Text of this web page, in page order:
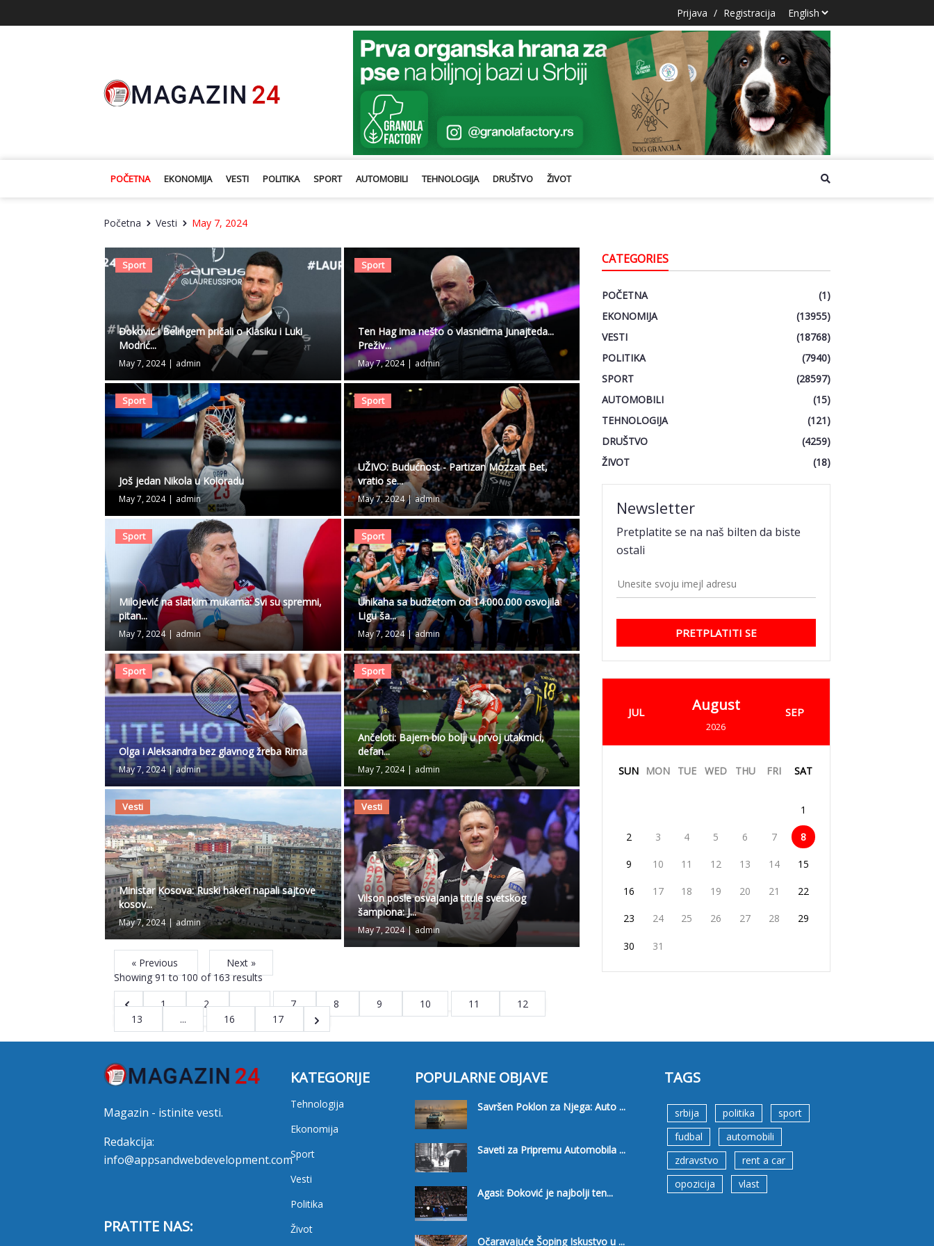
Prijava / Registracija
POČETNA EKONOMIJA VESTI POLITIKA SPORT AUTOMOBILI TEHNOLOGIJA DRUŠTVO ŽIVOT
Početna Vesti May 7, 2024
Sport
Đoković i Belingem pričali o Klasiku i Luki
Modrić...
May 7, 2024 | admin
Sport
Ten Hag ima nešto o vlasnicima Junajteda...
Preživ...
May 7, 2024 | admin
Sport
Još jedan Nikola u Koloradu
May 7, 2024 | admin
Sport
UŽIVO: Budućnost - Partizan Mozzart Bet,
vratio se...
May 7, 2024 | admin
Sport
Milojević na slatkim mukama: Svi su spremni,
pitan...
May 7, 2024 admin
Sport
Unikaha sa budžetom od 14.000.000 osvojila
Ligu ša...
May 7, 2024 | admin
Sport
Olga i Aleksandra bez glavnog žreba Rima
May 7, 2024 | admin
Sport
Ančeloti: Bajern bio bolji u prvoj utakmici,
defan...
May 7, 2024 | admin
Vesti
Ministar Kosova: Ruski hakeri napali sajtove
kosov...
May 7, 2024 | admin
Vesti
Vilson posle osvajanja titule svetskog
šampiona: J...
May 7, 2024 | admin
« Previous
Next »
Showing91to100 of163results
1
2 ... 7 8 9 10 11
12
13
... 16 17
CATEGORIES
POČETNA
(1)
EKONOMIJA
(13955)
VESTI
(18768)
POLITIKA
(7940)
SPORT
(28597)
AUTOMOBILI
(15)
TEHNOLOGIJA
(121)
DRUŠTVO
(4259)
ŽIVOT
(18)
Newsletter
Pretplatite se na naš bilten da biste
ostali
PRETPLATITI SE
JUL August
2026
SEP
SUN MON TUE WED THU FRI SAT
1
2 3 4 5 6 7 8
9 10 11 12 13 14 15
16 17 18 19 20 21 22
23 24 25 26 27 28 29
30 31
Magazin - istinite vesti.
Redakcija:
info@appsandwebdevelopment.com
PRATITE NAS:
KATEGORIJE
Tehnologija
Ekonomija
Sport
Vesti
Politika
Život
POPULARNE OBJAVE
Savršen Poklon za Njega: Auto ...
Saveti za Pripremu Automobila ...
Agasi: Đoković je najbolji ten...
Očaravajuće Šoping Iskustvo u ...
TAGS
srbija politika
sport
fudbal
automobili
zdravstvo
rent a car
opozicija
vlast